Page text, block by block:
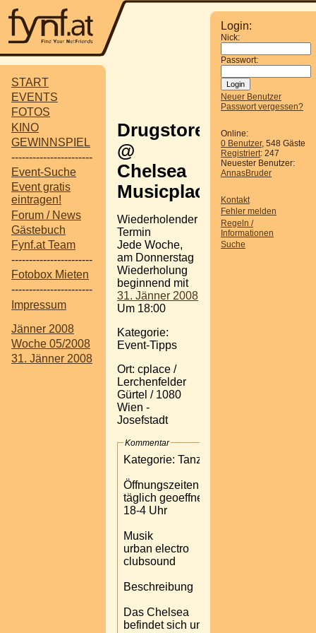
START
EVENTS
FOTOS
KINO
GEWINNSPIEL
-----------------------
Event-Suche
Event gratis
eintragen!
Forum / News
Gästebuch
Fynf.at Team
-----------------------
Fotobox Mieten
-----------------------
Impressum
Jänner 2008
Woche 05/2008
31. Jänner 2008
Login:
Nick:
Passwort:
Neuer Benutzer
Passwort vergessen?
Online:
0 Benutzer, 548 Gäste
Registriert: 247
Neuester Benutzer:
AnnasBruder
Kontakt
Fehler melden
Regeln /
Informationen
Suche
Drugstore
@
Chelsea
Musicplace
Wiederholender
Termin
Jede Woche,
am Donnerstag
Wiederholung
beginnend mit
31. Jänner 2008
Um 18:00
Kategorie:
Event-Tipps
Ort: cplace /
Lerchenfelder
Gürtel / 1080
Wien -
Josefstadt
Kommentar
Kategorie: Tanzlokal
Öffnungszeiten:
täglich geoeffnet von
18-4 Uhr
Musik
urban electro
clubsound
Beschreibung
Das Chelsea
befindet sich unter